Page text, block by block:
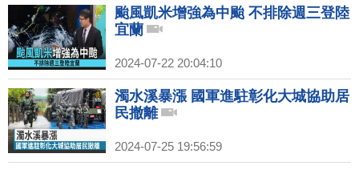
颱風凱米增強為中颱 不排除週三登陸
宜蘭
2024-07-22 20:04:10
濁水溪暴漲 國軍進駐彰化大城協助居
民撤離
2024-07-25 19:56:59